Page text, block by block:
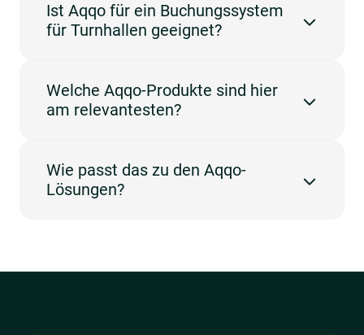
Ist Aqqo für ein Buchungssystem
für Turnhallen geeignet?
worden. Der Schwerpunkt liegt auf Turnhallen und
Buchungen.
Welche Aqqo-Produkte sind hier
am relevantesten?
Management, Customer Management, Invoicing und
Online Payments.
Wie passt das zu den Aqqo-
Lösungen?